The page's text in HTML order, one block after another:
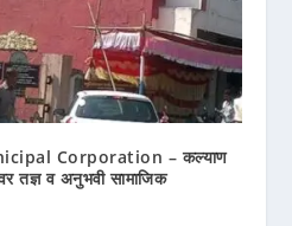
Corporation – कल्याण
तज्ञ व अनुभवी सामाजिक